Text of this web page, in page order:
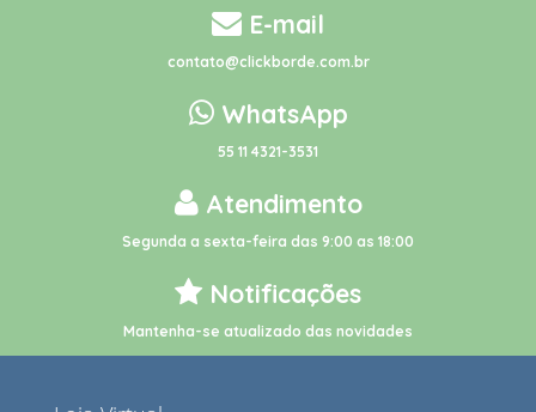
E-mail
contato@clickborde.com.br
WhatsApp
55 11 4321-3531
Atendimento
Segunda a sexta-feira das 9:00 as 18:00
Notificações
Mantenha-se atualizado das novidades